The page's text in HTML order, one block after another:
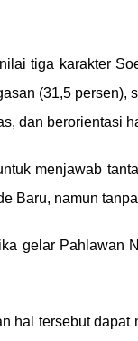
tiga karakter
(31,5
dan berorientasi
menjawab
Baru, namun
gelar Pahlawan
hal tersebut